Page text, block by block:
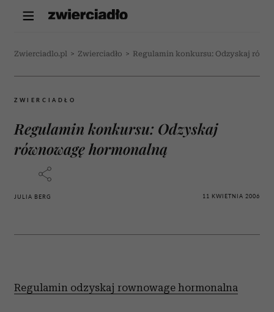
Zwierciadlo.pl > Zwierciadło > Regulamin konkursu: Odzyskaj
ZWIERCIADŁO
Regulamin konkursu: Odzyskaj
równowagę hormonalną
JULIA BERG 11 KWIETNIA 2006
Regulamin odzyskaj rownowage hormonalna